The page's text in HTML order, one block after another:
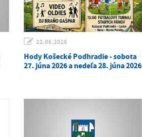
22.06.2026
Hody Košecké Podhradie - sobota
27. júna 2026 a nedeľa 28. júna 2026